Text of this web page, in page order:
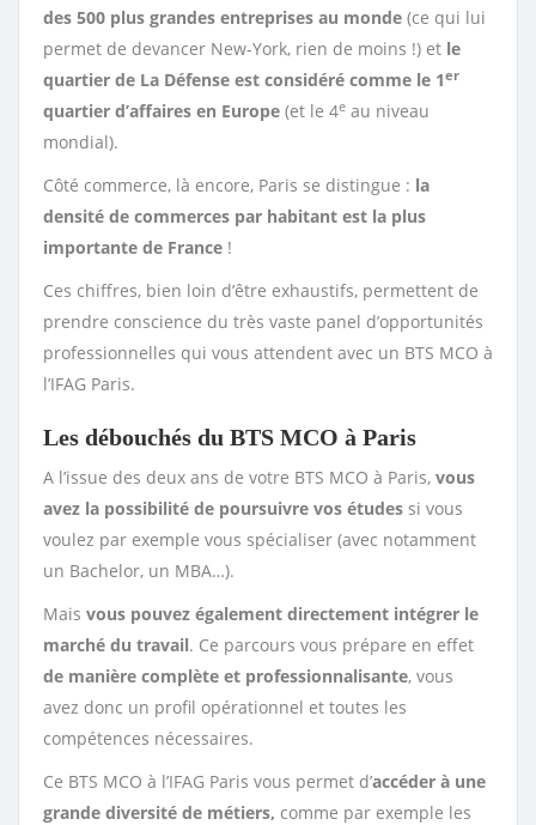
des 500 plus grandes entreprises au monde (ce qui lui
permet de devancer New-York, rien de moins !) et le
quartier de La Défense est considéré comme le 1er
quartier d’affaires en Europe (et le 4e au niveau
mondial).
Côté commerce, là encore, Paris se distingue : la
densité de commerces par habitant est la plus
importante de France !
Ces chiffres, bien loin d’être exhaustifs, permettent de
prendre conscience du très vaste panel d’opportunités
professionnelles qui vous attendent avec un BTS MCO à
l’IFAG Paris.
Les débouchés du BTS MCO à Paris
A l’issue des deux ans de votre BTS MCO à Paris, vous
avez la possibilité de poursuivre vos études si vous
voulez par exemple vous spécialiser (avec notamment
un Bachelor, un MBA…).
Mais vous pouvez également directement intégrer le
marché du travail. Ce parcours vous prépare en effet
de manière complète et professionnalisante, vous
avez donc un profil opérationnel et toutes les
compétences nécessaires.
Ce BTS MCO à l’IFAG Paris vous permet d’accéder à une
grande diversité de métiers, comme par exemple les